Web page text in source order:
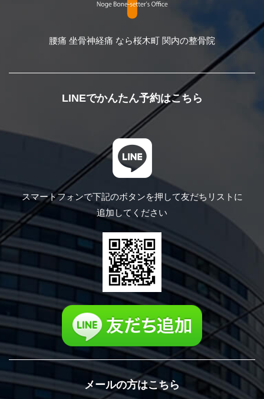
腰痛 坐骨神経痛 なら桜木町 関内の整骨院
LINEでかんたん予約はこちら
スマートフォンで下記のボタンを押して友だちリストに
追加してください
メールの方はこちら